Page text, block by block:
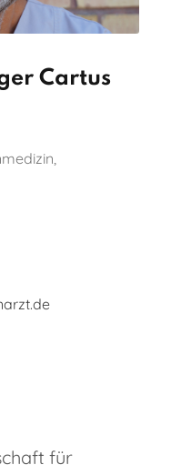
Cartus
für